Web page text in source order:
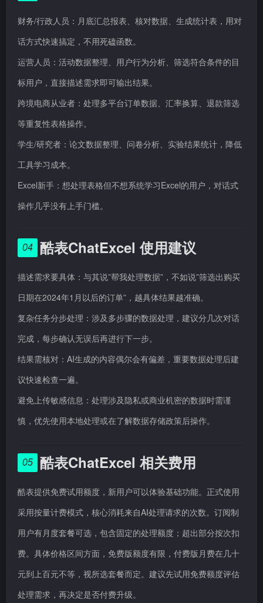
财务/行政人员：月底汇总报表、核对数据、生成统计表，用对
话方式快速搞定，不用死磕函数。
运营人员：活动数据整理、用户行为分析、筛选符合条件的目
标用户，直接描述需求即可输出结果。
跨境电商从业者：处理多平台订单数据、汇率换算、退款筛选
等重复性表格操作。
学生/研究者：论文数据整理、问卷分析、实验结果统计，降低
工具学习成本。
Excel新手：想处理表格但不想系统学习Excel的用户，对话式
操作几乎没有上手门槛。
04 酷表ChatExcel 使用建议
描述需求要具体：与其说”帮我处理数据”，不如说”筛选出购买
日期在2024年1月以后的订单”，越具体结果越准确。
复杂任务分步处理：涉及多步骤的数据处理，建议分几次对话
完成，每步确认无误后再进行下一步。
结果需核对：AI生成的内容偶尔会有偏差，重要数据处理后建
议快速检查一遍。
避免上传敏感信息：处理涉及隐私或商业机密的数据时需谨
慎，优先使用本地处理或在了解数据存储政策后操作。
05 酷表ChatExcel 相关费用
酷表提供免费试用额度，新用户可以体验基础功能。正式使用
采用按量计费模式，核心消耗来自AI处理请求的次数。订阅制
用户有月度套餐可选，包含固定的处理额度；超出部分按次扣
费。具体价格区间方面，免费版额度有限，付费版月费在几十
元到上百元不等，视所选套餐而定。建议先试用免费额度评估
处理需求，再决定是否付费升级。